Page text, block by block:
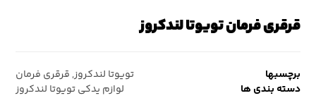
قرقری فرمان تویوتا لندکروز
برچسبها تویوتا لندکروز, قرقری فرمان
دسته بندی ها
لوازم یدکی تویوتا لندکروز